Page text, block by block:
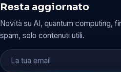
Resta aggiornato
Novità su AI, quantum computing,
spam, solo contenuti utili.